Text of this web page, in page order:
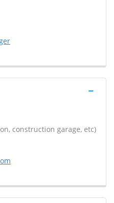
construction garage, etc)